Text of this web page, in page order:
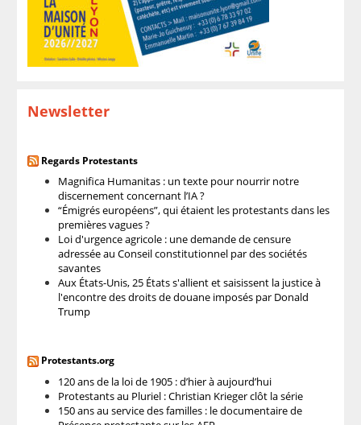
Newsletter
Regards Protestants
Magnifica Humanitas : un texte pour nourrir notre
discernement concernant l’IA ?
“Émigrés européens”, qui étaient les protestants dans les
premières vagues ?
Loi d'urgence agricole : une demande de censure
adressée au Conseil constitutionnel par des sociétés
savantes
Aux États-Unis, 25 États s'allient et saisissent la justice à
l'encontre des droits de douane imposés par Donald
Trump
Protestants.org
120 ans de la loi de 1905 : d’hier à aujourd’hui
Protestants au Pluriel : Christian Krieger clôt la série
150 ans au service des familles : le documentaire de